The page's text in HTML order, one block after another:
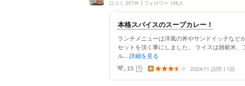
口コミ 207件 フォロワー 106人
本格スパイスのスープカレー！
ランチメニューは洋風の丼やサンドイッチなど
セットを頂く事にしました。 ライスは雑穀米
ル... 詳細を見る
15 ？ 2024/11 訪問 1回